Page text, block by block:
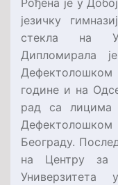
језичку
стекла на
Дипломирала
године и на
рад са лицима
Београду.
на Центру за